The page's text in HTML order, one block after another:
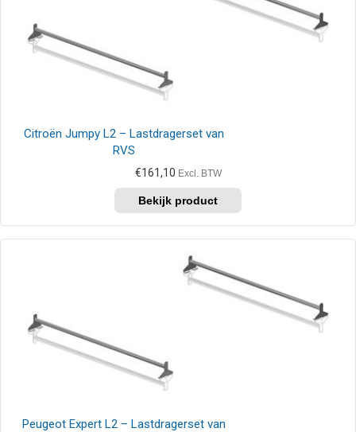
Citroën Jumpy L2 – Lastdragerset van
RVS
€161,10 Excl. BTW
Peugeot Expert L2 – Lastdragerset van